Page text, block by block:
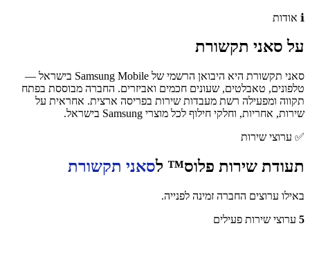
ℹ️ אודות
על סאני תקשורת
סאני תקשורת היא היבואן הרשמי של Samsung Mobile בישראל —
טלפונים, טאבלטים, שעונים חכמים ואביזרים. החברה מבוססת בפתח
תקווה ומפעילה רשת מעבדות שירות בפריסה ארצית. אחראית על
שירות, אחריות, וחלקי חילוף לכל מוצרי Samsung בישראל.
✅ ערוצי שירות
תעודת שירות פלוס™ לסאני תקשורת
באילו ערוצים החברה זמינה לפנייה.
5 ערוצי שירות פעילים